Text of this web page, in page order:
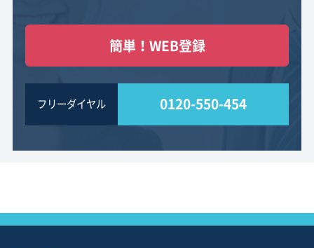
簡単！WEB登録
フリーダイヤル 0120-550-454